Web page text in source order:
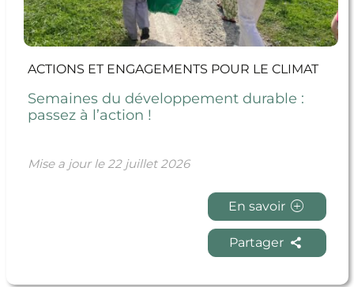
ACTIONS ET ENGAGEMENTS POUR LE CLIMAT
Semaines du développement durable :
passez à l’action !
Mise a jour le 22 juillet 2026
En savoir
Partager